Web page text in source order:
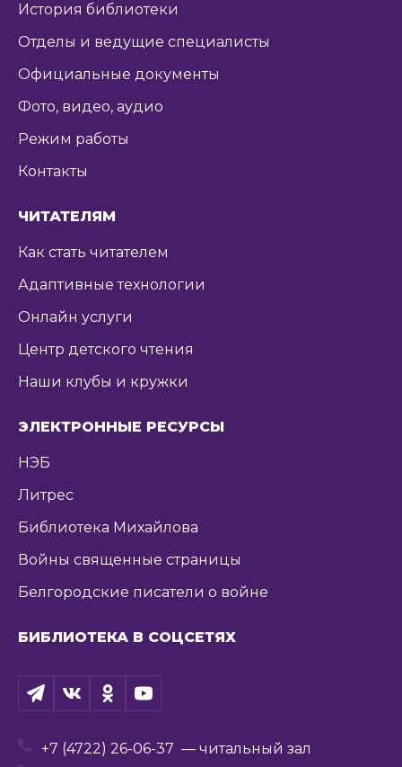
История библиотеки
Отделы и ведущие специалисты
Официальные документы
Фото, видео, аудио
Режим работы
Контакты
ЧИТАТЕЛЯМ
Как стать читателем
Адаптивные технологии
Онлайн услуги
Центр детского чтения
Наши клубы и кружки
ЭЛЕКТРОННЫЕ РЕСУРСЫ
НЭБ
Литрес
Библиотека Михайлова
Войны священные страницы
Белгородские писатели о войне
БИБЛИОТЕКА В СОЦСЕТЯХ
+7 (4722) 26-06-37 — читальный зал